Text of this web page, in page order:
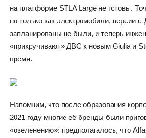
на платформе STLA Large не готовы.
но только как электромобили, версии
запланированы не были, и теперь
«прикручивают» ДВС к новым Giulia и
время.
Напомним, что после образования
2021 году многие её бренды были
«озеленению»: предполагалось, что